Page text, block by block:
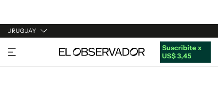
URUGUAY
URUGUAY
ARGENTINA
Suscribite x
US$ 3,45